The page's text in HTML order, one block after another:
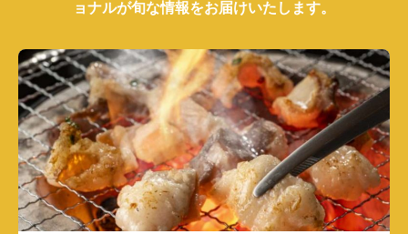
ョナルが旬な情報をお届けいたします。